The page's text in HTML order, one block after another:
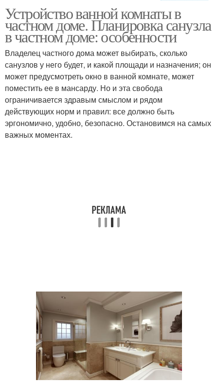
Комнаты в доме
доме
Устройство ванной комнаты в
частном доме. Планировка санузла
в частном доме: особенности
Владелец частного дома может выбирать, сколько
санузлов у него будет, и какой площади и назначения; он
может предусмотреть окно в ванной комнате, может
поместить ее в мансарду. Но и эта свобода
ограничивается здравым смыслом и рядом
действующих норм и правил: все должно быть
эргономично, удобно, безопасно. Остановимся на самых
важных моментах.